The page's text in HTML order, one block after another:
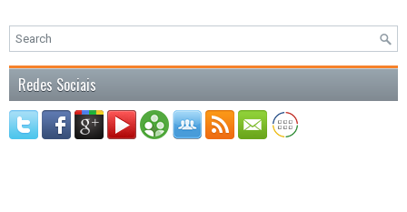
Redes Sociais